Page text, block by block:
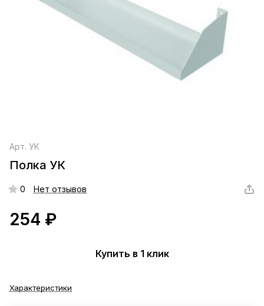
Арт. УК
Полка УК
0 Нет отзывов
254 ₽
Купить в 1 клик
Характеристики